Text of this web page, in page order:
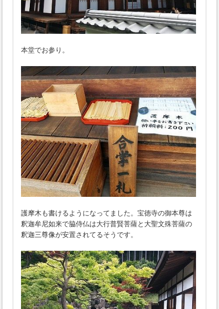
本堂でお参り。
護摩木も書けるようになってました。宝徳寺の御本尊は
釈迦牟尼如来で脇侍仏は大行普賢菩薩と大聖文殊菩薩の
釈迦三尊像が安置されてるそうです。